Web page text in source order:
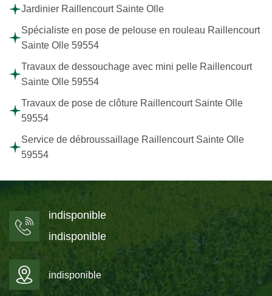
Jardinier Raillencourt Sainte Olle
Spécialiste en pose de pelouse en rouleau Raillencourt
Sainte Olle 59554
Travaux de dessouchage avec mini pelle Raillencourt
Sainte Olle 59554
Travaux de pose de clôture Raillencourt Sainte Olle
59554
Service de débroussaillage Raillencourt Sainte Olle
59554
indisponible
indisponible
indisponible